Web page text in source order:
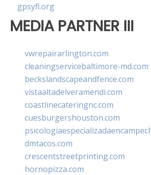
gpsyfl.org
MEDIA PARTNER III
vwrepairarlington.com
cleaningservicebaltimore-md.com
beckslandscapeandfence.com
vistaaltadelveramendi.com
coastlinecateringnc.com
cuesburgershouston.com
dmtacos.com
crescentstreetprinting.com
hornopizza.com